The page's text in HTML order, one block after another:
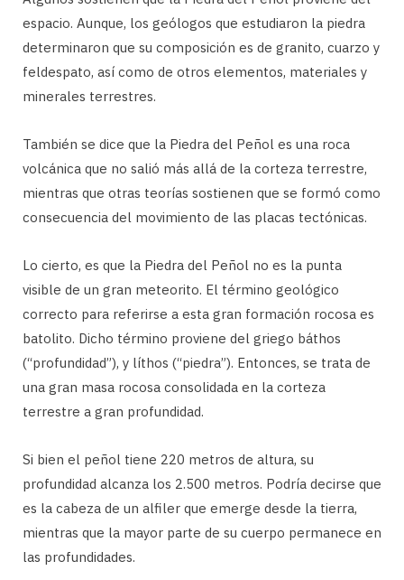
espacio. Aunque, los geólogos que estudiaron la piedra
determinaron que su composición es de granito, cuarzo y
feldespato, así como de otros elementos, materiales y
minerales terrestres.
También se dice que la Piedra del Peñol es una roca
volcánica que no salió más allá de la corteza terrestre,
mientras que otras teorías sostienen que se formó como
consecuencia del movimiento de las placas tectónicas.
Lo cierto, es que la Piedra del Peñol no es la punta
visible de un gran meteorito. El término geológico
correcto para referirse a esta gran formación rocosa es
batolito. Dicho término proviene del griego báthos
(“profundidad”), y líthos (“piedra”). Entonces, se trata de
una gran masa rocosa consolidada en la corteza
terrestre a gran profundidad.
Si bien el peñol tiene 220 metros de altura, su
profundidad alcanza los 2.500 metros. Podría decirse que
es la cabeza de un alfiler que emerge desde la tierra,
mientras que la mayor parte de su cuerpo permanece en
las profundidades.